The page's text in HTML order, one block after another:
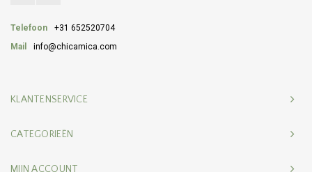
Telefoon
+31 652520704
Mail
info@chicamica.com
KLANTENSERVICE
CATEGORIEËN
MIJN ACCOUNT